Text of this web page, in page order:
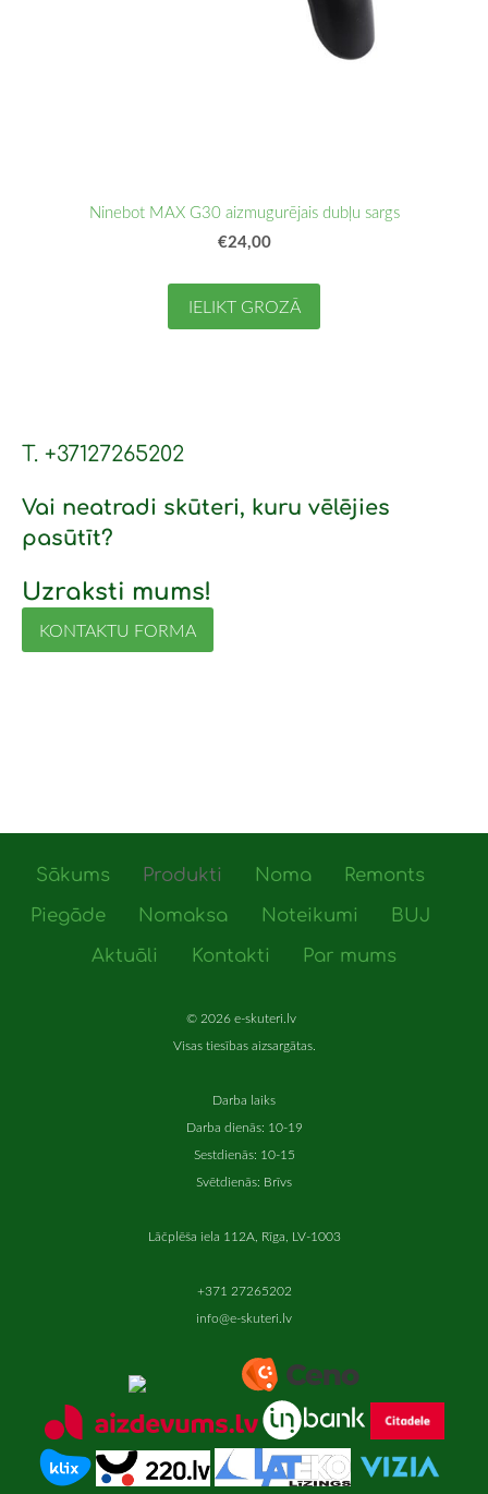
T. +37127265202
Vai neatradi skūteri, kuru vēlējies
pasūtīt?
Uzraksti mums!
KONTAKTU FORMA
Ninebot MAX G30 aizmugurējais dubļu sargs
€24,00
IELIKT GROZĀ
Sākums Produkti Noma
Remonts
Piegāde
Nomaksa Noteikumi
BUJ
Aktuāli
Kontakti Par mums
© 2026 e-skuteri.lv
Visas tiesības aizsargātas.
Darba laiks
Darba dienās: 10-19
Sestdienās: 10-15
Svētdienās: Brīvs
Lāčplēša iela 112A, Rīga, LV-1003
+371 27265202
info@e-skuteri.lv